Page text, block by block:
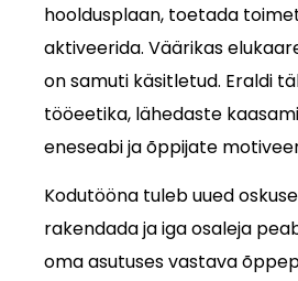
hooldusplaan, toetada
aktiveerida. Väärikas
on samuti käsitletud. Eraldi
tööeetika, lähedaste
eneseabi ja õppijate
Kodutööna tuleb uued
rakendada ja iga osaleja
oma asutuses vastava